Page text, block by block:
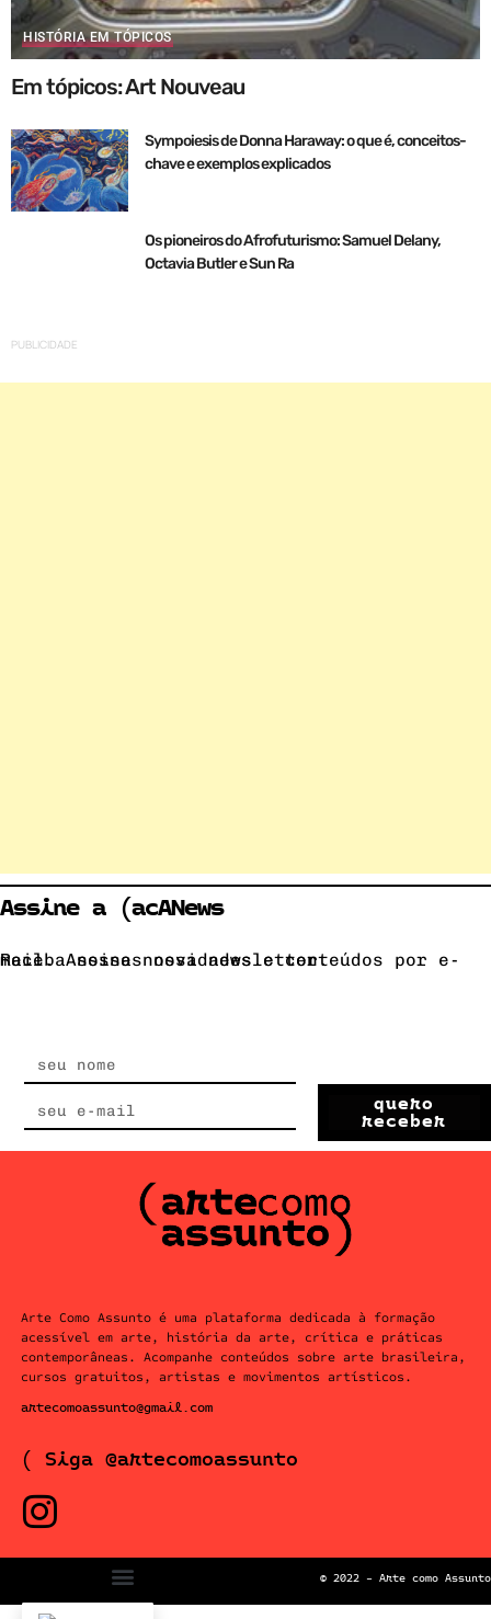
HISTÓRIA EM TÓPICOS
Em tópicos: Art Nouveau
Sympoiesis de Donna Haraway: o que é, conceitos-
chave e exemplos explicados
Os pioneiros do Afrofuturismo: Samuel Delany,
Octavia Butler e Sun Ra
PUBLICIDADE
Assine a (acANews
Receba nossas novidades e conteúdos por e-mail. Assine nossa newsletter.
quero
receber
Arte Como Assunto é uma plataforma dedicada à formação
acessível em arte, história da arte, crítica e práticas
contemporâneas. Acompanhe conteúdos sobre arte brasileira,
cursos gratuitos, artistas e movimentos artísticos.
artecomoassunto@gmail.com
( Siga @artecomoassunto
© 2022 – Arte como Assunto